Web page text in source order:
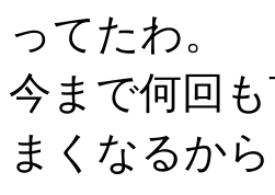
ってたわ。
今まで何回
まくなるから